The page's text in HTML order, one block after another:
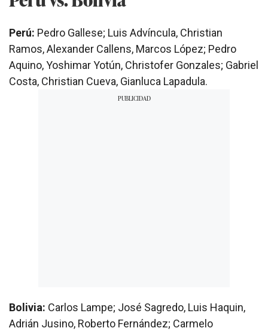
Perú: Pedro Gallese; Luis Advíncula, Christian
Ramos, Alexander Callens, Marcos López; Pedro
Aquino, Yoshimar Yotún, Christofer Gonzales; Gabriel
Costa, Christian Cueva, Gianluca Lapadula.
Bolivia: Carlos Lampe; José Sagredo, Luis Haquin,
Adrián Jusino, Roberto Fernández; Carmelo